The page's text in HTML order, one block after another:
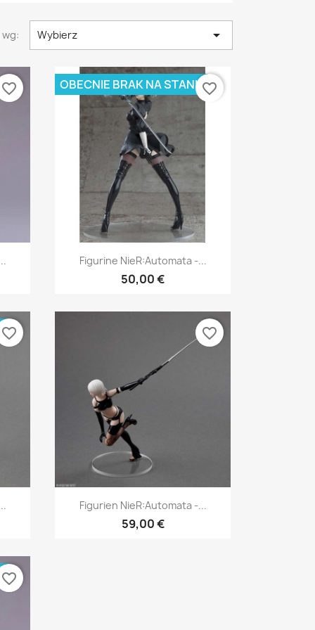
Wybierz 
favorite_border
Szybki podgląd
Figurine NieR:Automata -...
50,00 €
OBECNIE BRAK NA STANIEfavorite_border
favorite_border
Szybki podgląd
Figurien NieR:Automata -...
59,00 €
favorite_border
favorite_border